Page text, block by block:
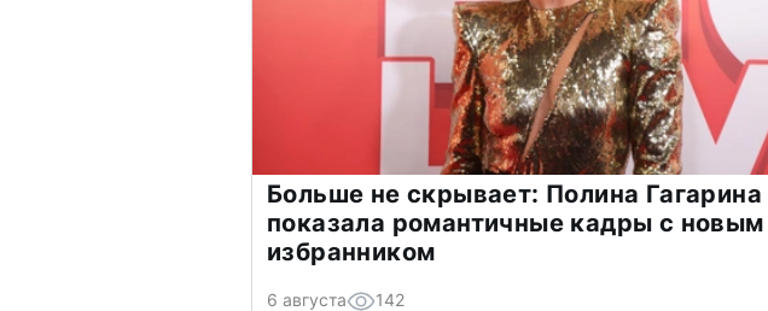
Больше не скрывает: Полина Гагарина
показала романтичные кадры с новым
избранником
6 августа 142